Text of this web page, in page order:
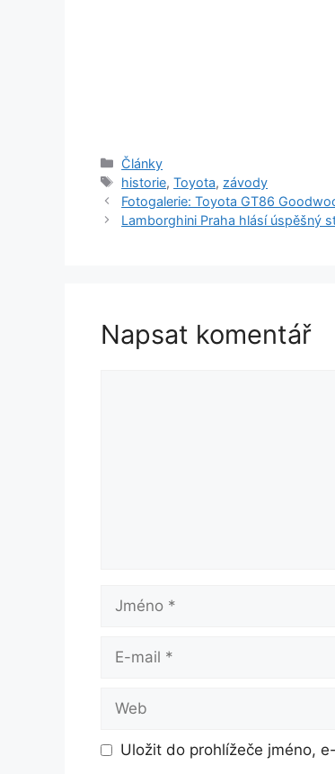
Rubriky
Články
Štítky
historie,Toyota, závody
Fotogalerie: Toyota GT86
Lamborghini Praha hlásí úspěšný
Napsat komentář
Jméno
mail
Uložit do prohlížeče jméno,